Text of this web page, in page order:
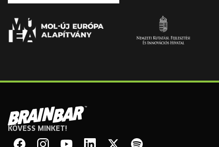
Brain
Bar
KÖVESS MINKET!